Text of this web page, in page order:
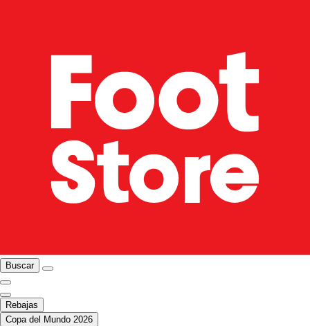
Buscar
Rebajas
Copa del Mundo 2026